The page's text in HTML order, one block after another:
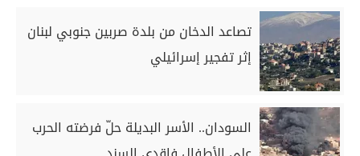
تصاعد الدخان من بلدة صربين جنوبي لبنان
إثر تفجير إسرائيلي
السودان.. الأسر البديلة حلّ فرضته الحرب